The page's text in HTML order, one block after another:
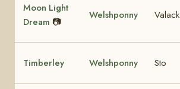
Moon Light
Dream 📷
Welshponny Valack
Timberley Welshponny Sto